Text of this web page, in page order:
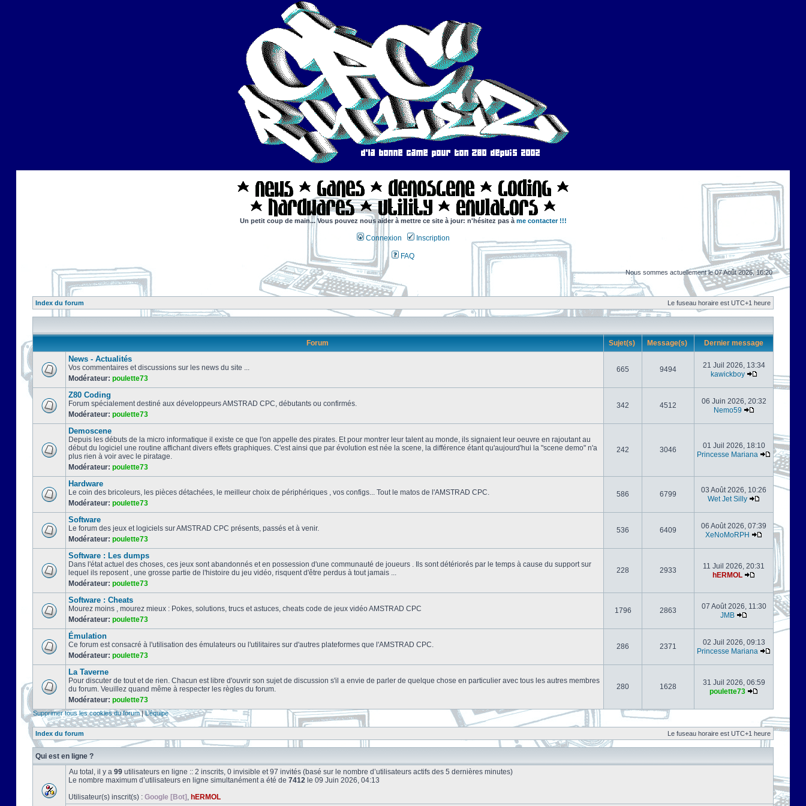
Un petit coup de main... Vous pouvez nous aider à mettre ce site à jour: n'hésitez pas à me contacter !!!
Connexion Inscription
FAQ
Nous sommes actuellement le 07 Août 2026, 16:20
Index du forum Le fuseau horaire est UTC+1 heure
Forum Sujet(s) Message(s) Dernier message
News - Actualités
Vos commentaires et discussions sur les news du site ...
Modérateur: poulette73
665 9494
21 Juil 2026, 13:34
kawickboy
Z80 Coding
Forum spécialement destiné aux développeurs AMSTRAD CPC, débutants ou confirmés.
Modérateur: poulette73
342 4512
06 Juin 2026, 20:32
Nemo59
Demoscene
Depuis les débuts de la micro informatique il existe ce que l'on appelle des pirates. Et pour montrer leur talent au monde, ils signaient leur oeuvre en rajoutant au
début du logiciel une routine affichant divers effets graphiques. C'est ainsi que par évolution est née la scene, la différence étant qu'aujourd'hui la "scene demo" n'a
plus rien à voir avec le piratage.
Modérateur: poulette73
242 3046
01 Juil 2026, 18:10
Princesse Mariana
Hardware
Le coin des bricoleurs, les pièces détachées, le meilleur choix de périphériques , vos configs... Tout le matos de l'AMSTRAD CPC.
Modérateur: poulette73
586 6799
03 Août 2026, 10:26
Wet Jet Silly
Software
Le forum des jeux et logiciels sur AMSTRAD CPC présents, passés et à venir.
Modérateur: poulette73
536 6409
06 Août 2026, 07:39
XeNoMoRPH
Software : Les dumps
Dans l'état actuel des choses, ces jeux sont abandonnés et en possession d'une communauté de joueurs . Ils sont détériorés par le temps à cause du support sur
lequel ils reposent , une grosse partie de l'histoire du jeu vidéo, risquent d'être perdus à tout jamais ...
Modérateur: poulette73
228 2933
11 Juil 2026, 20:31
hERMOL
Software : Cheats
Mourez moins , mourez mieux : Pokes, solutions, trucs et astuces, cheats code de jeux vidéo AMSTRAD CPC
Modérateur: poulette73
1796 2863
07 Août 2026, 11:30
JMB
Émulation
Ce forum est consacré à l'utilisation des émulateurs ou l'utilitaires sur d'autres plateformes que l'AMSTRAD CPC.
Modérateur: poulette73
286 2371
02 Juil 2026, 09:13
Princesse Mariana
La Taverne
Pour discuter de tout et de rien. Chacun est libre d'ouvrir son sujet de discussion s'il a envie de parler de quelque chose en particulier avec tous les autres membres
du forum. Veuillez quand même à respecter les règles du forum.
Modérateur: poulette73
280 1628
31 Juil 2026, 06:59
poulette73
Supprimer tous les cookies du forum|L’équipe
Index du forum Le fuseau horaire est UTC+1 heure
Qui est en ligne ?
Au total, il y a 99 utilisateurs en ligne :: 2 inscrits, 0 invisible et 97 invités (basé sur le nombre d’utilisateurs actifs des 5 dernières minutes)
Le nombre maximum d’utilisateurs en ligne simultanément a été de 7412 le 09 Juin 2026, 04:13
Utilisateur(s) inscrit(s) : Google [Bot] , hERMOL